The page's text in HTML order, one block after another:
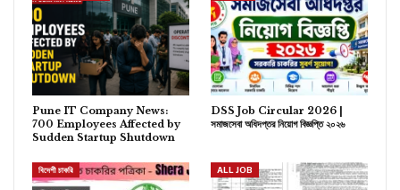
Pune IT Company News:
700 Employees Affected by
Sudden Startup Shutdown
DSS Job Circular 2026 |
সমাজসেবা অধিদপ্তর নিয়োগ বিজ্ঞপ্তি ২০২৬
বিদেশী চাকরি ALL JOB